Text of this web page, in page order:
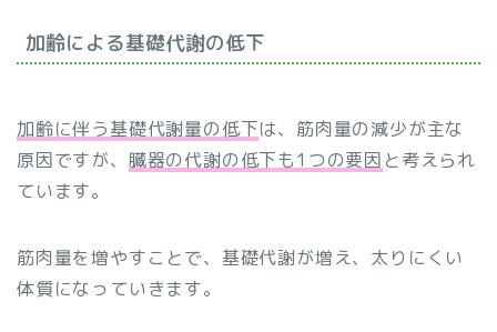
加齢による基礎代謝の低下
加齢に伴う基礎代謝量の低下は、筋肉量の減少が主な
原因ですが、 臓器の代謝の低下も1つの要因 と考えられ
ています。
筋肉量を増やすことで、基礎代謝が増え、太りにくい
体質になっていきます。